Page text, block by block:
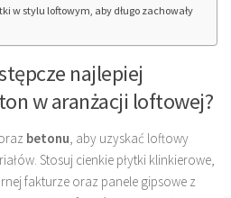
w stylu loftowym, aby długo zachowały
najlepiej
w aranżacji loftowej?
betonu , aby uzyskać loftowy
Stosuj cienkie płytki klinkierowe,
fakturze oraz panele gipsowe z